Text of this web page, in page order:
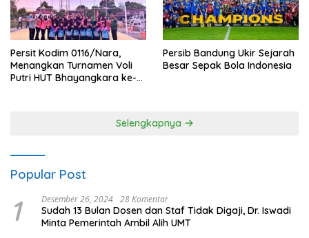
Persit Kodim 0116/Nara,
Menangkan Turnamen Voli
Putri HUT Bhayangkara ke-
Persib Bandung Ukir Sejarah
Besar Sepak Bola Indonesia
Selengkapnya
Popular Post
1 Desember 26, 2024 28 Komentar
Sudah 13 Bulan Dosen dan Staf Tidak Digaji, Dr. Iswadi
Minta Pemerintah Ambil Alih UMT